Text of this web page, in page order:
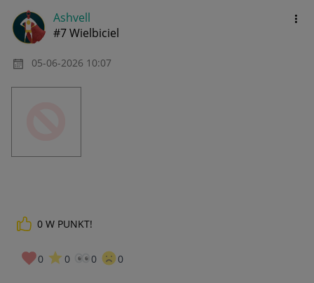
Ashvell
#7 Wielbiciel
‎05-06-2026 10:07
0 W PUNKT!
0 0 0 0